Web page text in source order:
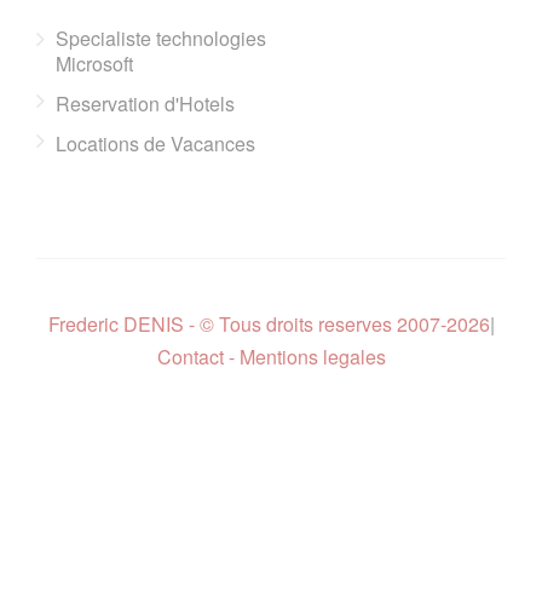
Specialiste technologies
Microsoft
Reservation d'Hotels
Locations de Vacances
Frederic DENIS - © Tous droits reserves 2007-2026|
Contact - Mentions legales